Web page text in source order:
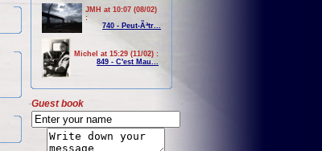
JMH at 10:07 (08/02)
:
740 - Peut-Ãªtr...
Michel at 15:29 (11/02) :
849 - C'est Mau...
Guest book